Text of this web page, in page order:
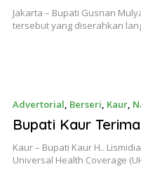
Jakarta – Bupati Gusnan
tersebut yang diserahkan
Advertorial, Berseri, Kaur,
Bupati Kaur
Kaur – Bupati Kaur H..
Universal Health Coverage